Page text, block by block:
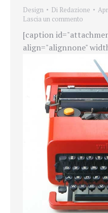
Design Di Redazione
Lascia un commento
[caption
align="alignnone"